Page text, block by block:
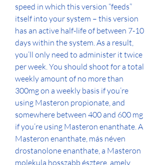
speed in which this version “feeds”
itself into your system – this version
has an active half-life of between 7-10
days within the system. As a result,
you’ll only need to administer it twice
per week. You should shoot for a total
weekly amount of no more than
300mg on a weekly basis if you’re
using Masteron propionate, and
somewhere between 400 and 600 mg
if you’re using Masteron enanthate. A
Masteron enanthate, más néven
drostanolone enanthate, a Masteron
molekula hosszabb észtere, amely